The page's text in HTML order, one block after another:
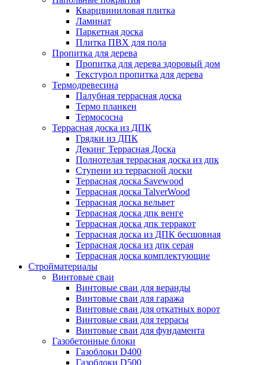
Кварцвиниловая плитка
Ламинат
Паркетная доска
Плитка ПВХ для пола
Пропитка для дерева
Пропитка для дерева здоровый дом
Текстурол пропитка для дерева
Термодревесина
Палубная террасная доска
Термо планкен
Термососна
Террасная доска из ДПК
Грядки из ДПК
Декинг Террасная Доска
Полнотелая террасная доска из дпк
Ступени из террасной доски
Террасная доска Savewood
Террасная доска TalverWood
Террасная доска вельвет
Террасная доска дпк венге
Террасная доска дпк терракот
Террасная доска из ДПК бесшовная
Террасная доска из дпк серая
Террасная доска комплектующие
Стройматериалы
Винтовые сваи
Винтовые сваи для веранды
Винтовые сваи для гаража
Винтовые сваи для откатных ворот
Винтовые сваи для террасы
Винтовые сваи для фундамента
Газобетонные блоки
Газоблоки D400
Газоблоки D500